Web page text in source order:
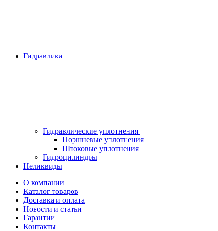
Гидравлика
Гидравлические уплотнения
Поршневые уплотнения
Штоковые уплотнения
Гидроцилиндры
Неликвиды
О компании
Каталог товаров
Доставка и оплата
Новости и статьи
Гарантии
Контакты